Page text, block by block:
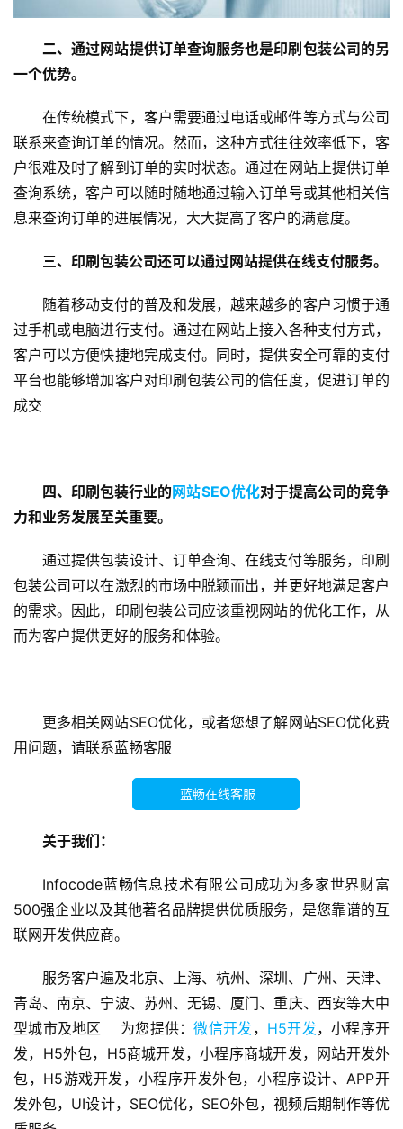
畅
H
5
程
开
发
P
P
开
发
微
二、通过网站提供订单查询服务也是印刷包装公司的另
一个优势。
在传统模式下，客户需要通过电话或邮件等方式与公司
联系来查询订单的情况。然而，这种方式往往效率低下，客
户很难及时了解到订单的实时状态。通过在网站上提供订单
查询系统，客户可以随时随地通过输入订单号或其他相关信
息来查询订单的进展情况，大大提高了客户的满意度。
三、印刷包装公司还可以通过网站提供在线支付服务。
随着移动支付的普及和发展，越来越多的客户习惯于通
过手机或电脑进行支付。通过在网站上接入各种支付方式，
客户可以方便快捷地完成支付。同时，提供安全可靠的支付
平台也能够增加客户对印刷包装公司的信任度，促进订单的
成交
四、印刷包装行业的网站SEO优化对于提高公司的竞争
力和业务发展至关重要。
通过提供包装设计、订单查询、在线支付等服务，印刷
包装公司可以在激烈的市场中脱颖而出，并更好地满足客户
的需求。因此，印刷包装公司应该重视网站的优化工作，从
而为客户提供更好的服务和体验。
更多相关网站SEO优化，或者您想了解网站SEO优化费
用问题，请联系蓝畅客服
蓝畅在线客服
关于我们：
Infocode蓝畅信息技术有限公司成功为多家世界财富
500强企业以及其他著名品牌提供优质服务，是您靠谱的互
联网开发供应商。
服务客户遍及北京、上海、杭州、深圳、广州、天津、
青岛、南京、宁波、苏州、无锡、厦门、重庆、西安等大中
型城市及地区    为您提供：微信开发 ， H5开发，小程序开
发，H5外包，H5商城开发，小程序商城开发，网站开发外
包，H5游戏开发，小程序开发外包，小程序设计、APP开
发外包，UI设计，SEO优化，SEO外包，视频后期制作等优